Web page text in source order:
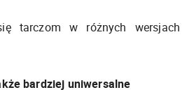
tarczom w różnych wersjach
bardziej uniwersalne